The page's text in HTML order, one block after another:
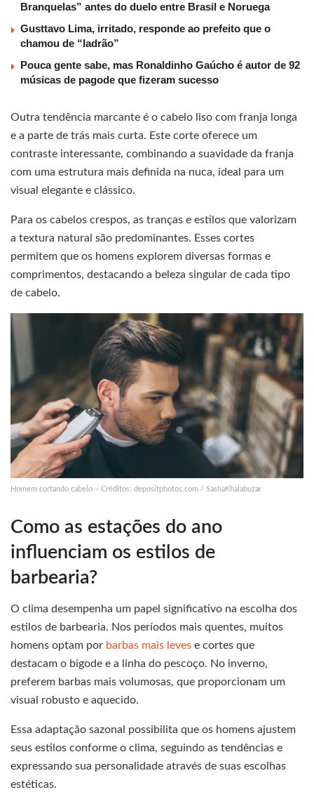
Branquelas” antes do duelo entre Brasil e Noruega
Gusttavo Lima, irritado, responde ao prefeito que o
chamou de “ladrão”
Pouca gente sabe, mas Ronaldinho Gaúcho é autor de 92
músicas de pagode que fizeram sucesso
Outra tendência marcante é o cabelo liso com franja longa
e a parte de trás mais curta. Este corte oferece um
contraste interessante, combinando a suavidade da franja
com uma estrutura mais definida na nuca, ideal para um
visual elegante e clássico.
Para os cabelos crespos, as tranças e estilos que valorizam
a textura natural são predominantes. Esses cortes
permitem que os homens explorem diversas formas e
comprimentos, destacando a beleza singular de cada tipo
de cabelo.
Homem cortando cabelo – Créditos: depositphotos.com / SashaKhalabuzar
Como as estações do ano
influenciam os estilos de
barbearia?
O clima desempenha um papel significativo na escolha dos
estilos de barbearia. Nos períodos mais quentes, muitos
homens optam por barbas mais leves e cortes que
destacam o bigode e a linha do pescoço. No inverno,
preferem barbas mais volumosas, que proporcionam um
visual robusto e aquecido.
Essa adaptação sazonal possibilita que os homens ajustem
seus estilos conforme o clima, seguindo as tendências e
expressando sua personalidade através de suas escolhas
estéticas.